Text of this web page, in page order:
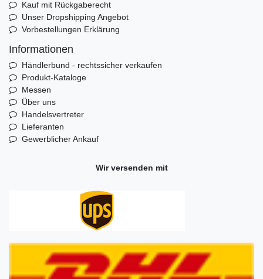
Kauf mit Rückgaberecht
Unser Dropshipping Angebot
Vorbestellungen Erklärung
Informationen
Händlerbund - rechtssicher verkaufen
Produkt-Kataloge
Messen
Über uns
Handelsvertreter
Lieferanten
Gewerblicher Ankauf
Wir versenden mit